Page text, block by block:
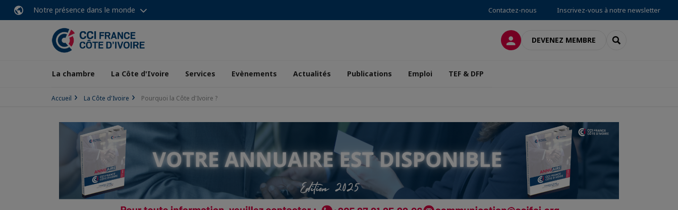
Notre présence dans le monde Contactez-nous Inscrivez-vous à notre newsletter
CONNEXIONDEVENEZ MEMBRE RECHERCHER
La chambre La Côte d'Ivoire Services Evènements Actualités Publications Emploi TEF & DFP
Accueil La Côte d'Ivoire Pourquoi la Côte d'Ivoire ?